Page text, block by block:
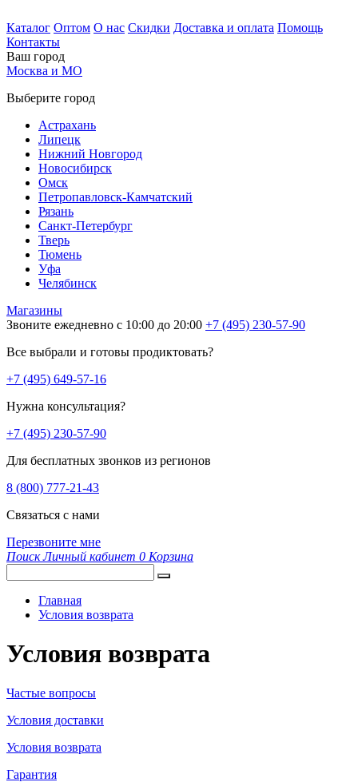
Каталог Оптом О нас Скидки Доставка и оплата Помощь
Контакты
Ваш город
Москва и МО
Выберите город
Астрахань
Липецк
Нижний Новгород
Новосибирск
Омск
Петропавловск-Камчатский
Рязань
Санкт-Петербург
Тверь
Тюмень
Уфа
Челябинск
Магазины
Звоните ежедневно с 10:00 до 20:00 +7 (495) 230-57-90
Все выбрали и готовы продиктовать?
+7 (495) 649-57-16
Нужна консультация?
+7 (495) 230-57-90
Для бесплатных звонков из регионов
8 (800) 777-21-43
Связаться с нами
Перезвоните мне
Поиск Личный кабинет 0 Корзина
Главная
Условия возврата
Условия возврата
Частые вопросы
Условия доставки
Условия возврата
Гарантия